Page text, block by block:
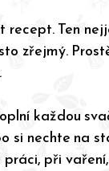
recept. Ten
zřejmý.
každou
si nechte na
práci, při